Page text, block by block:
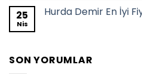
25
Nis
Hurda Demir En İyi
SON YORUMLAR